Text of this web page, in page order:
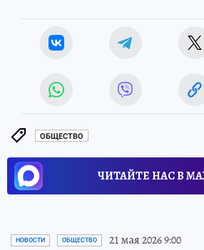
ОБЩЕСТВО
ЧИТАЙТЕ НАС В
НОВОСТИ ОБЩЕСТВО 21 мая 2026 9:00